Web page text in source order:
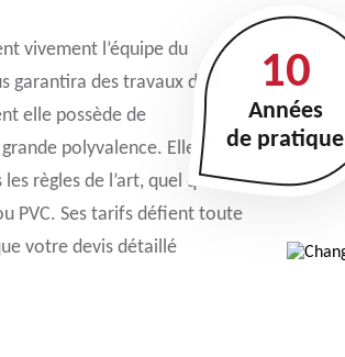
vivement l’équipe du
garantira des travaux de
elle possède de
polyvalence. Elle vous
règles de l’art, quel que
PVC. Ses tarifs défient toute
votre devis détaillé
10
Années
de pratique